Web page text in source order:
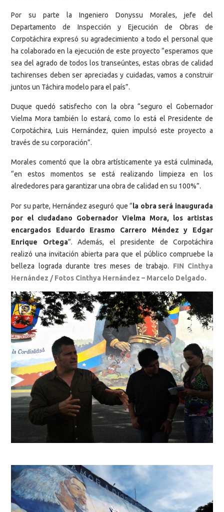
Por su parte la Ingeniero Donyssu Morales, jefe del
Departamento de Inspección y Ejecución de Obras de
Corpotáchira expresó su agradecimiento a todo el personal que
ha colaborado en la ejecución de este proyecto “esperamos que
sea del agrado de todos los transeúntes, estas obras de calidad
tachirenses deben ser apreciadas y cuidadas, vamos a construir
juntos un Táchira modelo para el país”.
Duque quedó satisfecho con la obra “seguro el Gobernador
Vielma Mora también lo estará, como lo está el Presidente de
Corpotáchira, Luis Hernández, quien impulsó este proyecto a
través de su corporación”.
Morales comentó que la obra artísticamente ya está culminada,
“en estos momentos se está realizando limpieza en los
alrededores para garantizar una obra de calidad en su 100%”.
Por su parte, Hernández aseguró que “la obra será inaugurada
por el ciudadano Gobernador Vielma Mora, los artistas
encargados Eduardo Erasmo Carrero Méndez y Edgar
Enrique Ortega”. Además, el presidente de Corpotáchira
realizó una invitación abierta para que el público compruebe la
belleza lograda durante tres meses de trabajo. FIN Cinthya
Hernández / Fotos Cinthya Hernández – Marcelo Delgado.